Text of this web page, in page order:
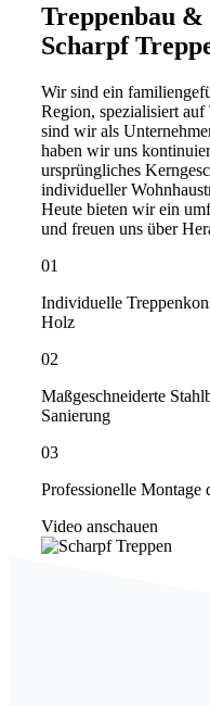
Treppenbau
Scharpf
Wir sind ein
Region, spezialisiert
sind wir als
haben wir uns
ursprüngliches
individueller
Heute bieten wir ein
und freuen uns über
01
Individuelle
Holz
02
Maßgeschneiderte
Sanierung
03
Professionelle Montage
Video anschauen